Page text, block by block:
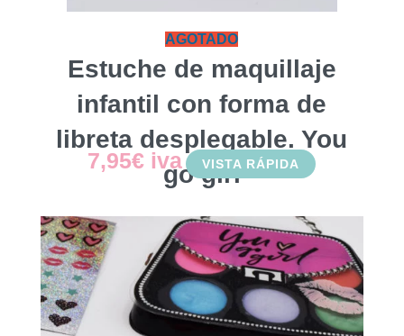
AGOTADO
Estuche de maquillaje
infantil con forma de
libreta desplegable. You
go girl
7,95€ iva VISTA RÁPIDA